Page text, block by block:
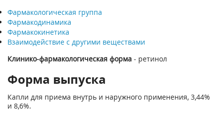
Фармакологическая группа
Фармакодинамика
Фармакокинетика
Взаимодействие с другими веществами
Клинико-фармакологическая форма - ретинол
Форма выпуска
Капли для приема внутрь и наружного применения, 3,44%
и 8,6%.